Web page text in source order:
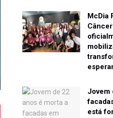
McDia
Jovem
está